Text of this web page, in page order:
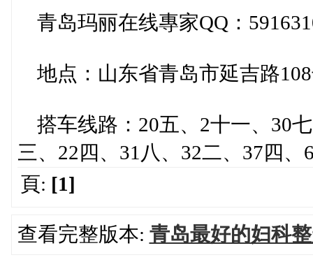
青岛玛丽在线專家QQ：
地点：山东省青岛市延吉路
搭车线路：20五、2十一、30
三、22四、31八、32二、37四
頁: [1]
查看完整版本: 青岛最好的妇科